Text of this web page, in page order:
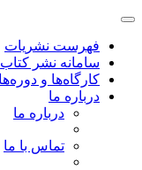
فهرست نشریات
سامانه نشر کتاب
کارگاه‌ها و
درباره ما
درباره ما
تماس با ما